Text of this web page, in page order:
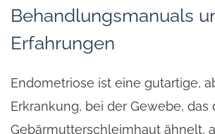
Behandlungsmanuals
Erfahrungen
Endometriose ist eine gutartige,
Erkrankung, bei der Gewebe, das
Gebärmutterschleimhaut ähnelt,